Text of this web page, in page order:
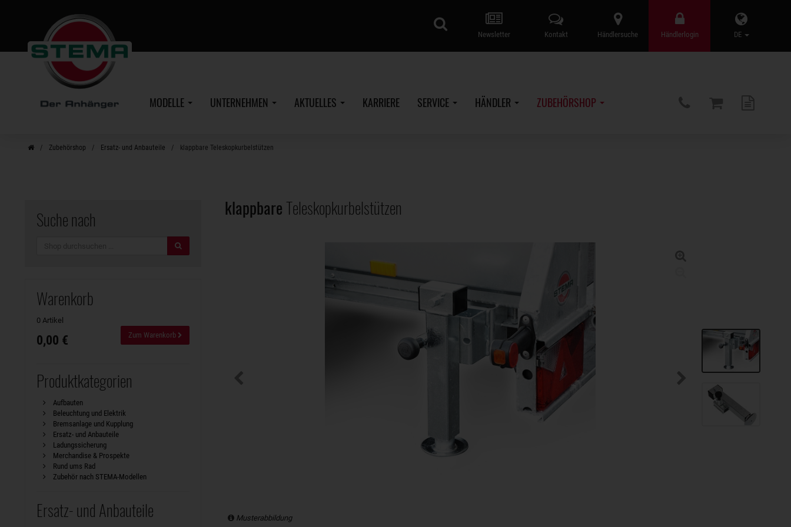
DE
Händlerlogin
Händlersuche
Kontakt
Newsletter
MODELLE UNTERNEHMEN AKTUELLES KARRIERE SERVICE HÄNDLER ZUBEHÖRSHOP
Zubehörshop Ersatz- und Anbauteile klappbare Teleskopkurbelstützen
klappbare Teleskopkurbelstützen
Musterabbildung
Suche nach
Warenkorb
0 Artikel
0,00 € Zum Warenkorb
Produktkategorien
Aufbauten
Beleuchtung und Elektrik
Bremsanlage und Kupplung
Ersatz- und Anbauteile
Ladungssicherung
Merchandise & Prospekte
Rund ums Rad
Zubehör nach STEMA-Modellen
Ersatz- und Anbauteile